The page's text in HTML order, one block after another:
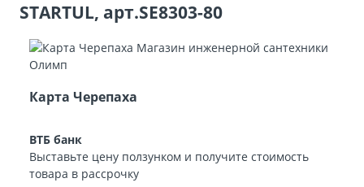
STARTUL, арт.SE8303-80
Карта Черепаха
ВТБ банк
Выставьте цену ползунком и получите стоимость
товара в рассрочку